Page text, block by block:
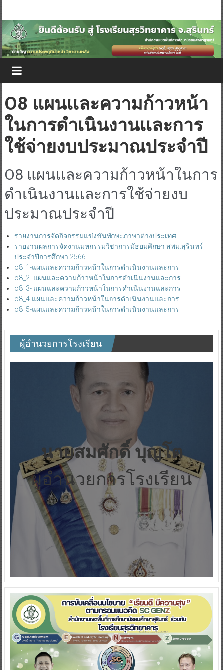
O8 แผนเเละความก้าวหน้า
ในการดำเนินงานเเละการ
ใช้จ่ายงบประมาณประจำปี
O8 แผนเเละความก้าวหน้าในการ
ดำเนินงานเเละการใช้จ่ายงบ
ประมาณประจำปี
รายงานการจัดกิจกรรมแข่งขันทักษะภาษาต่างประเทศ
รายงานผลการจัดงานมหกรรมวิชาการมัธยมศึกษา สพม.สุรินทร์
ประจำปีการศึกษา 2566
o8_1-แผนและความก้าวหน้าในการดำเนินงานและการ
o8_2- แผนและความก้าวหน้าในการดำเนินงานและการ
o8_3- แผนและความก้าวหน้าในการดำเนินงานและการ
o8_4-แผนและความก้าวหน้าในการดำเนินงานและการ
o8_5-แผนและความก้าวหน้าในการดำเนินงานและการ
ผู้อำนวยการโรงเรียน
นายสมศักดิ์ บุญโต
ผู้อำนวยการโรงเรียน